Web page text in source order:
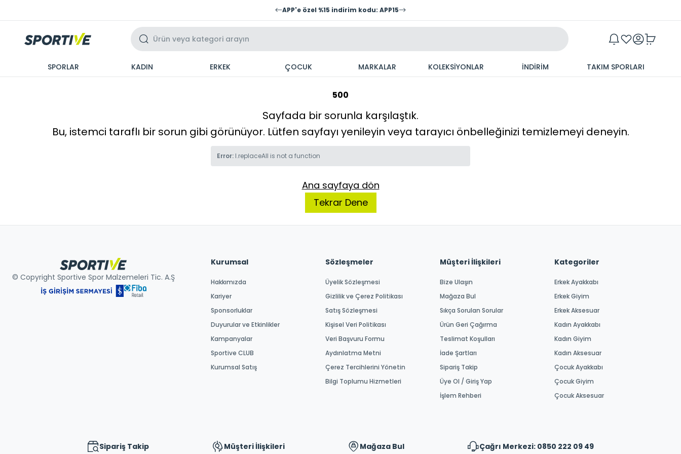
APP'e özel %15 indirim kodu: APP15
SPORLAR KADIN ERKEK ÇOCUK MARKALAR KOLEKSİYONLAR İNDİRİM TAKIM SPORLARI
500
Sayfada bir sorunla karşılaştık.
Bu, istemci taraflı bir sorun gibi görünüyor. Lütfen sayfayı yenileyin veya tarayıcı önbelleğinizi temizlemeyi deneyin.
Error: l.replaceAll is not a function
Ana sayfaya dön
Tekrar Dene
© Copyright Sportive Spor Malzemeleri Tic. A.Ş
Kurumsal
Hakkımızda
Kariyer
Sponsorluklar
Duyurular ve Etkinlikler
Kampanyalar
Sportive CLUB
Kurumsal Satış
Sözleşmeler
Üyelik Sözleşmesi
Gizlilik ve Çerez Politikası
Satış Sözleşmesi
Kişisel Veri Politikası
Veri Başvuru Formu
Aydınlatma Metni
Çerez Tercihlerini Yönetin
Bilgi Toplumu Hizmetleri
Müşteri İlişkileri
Bize Ulaşın
Mağaza Bul
Sıkça Sorulan Sorular
Ürün Geri Çağırma
Teslimat Koşulları
İade Şartları
Sipariş Takip
Üye Ol / Giriş Yap
İşlem Rehberi
Kategoriler
Erkek Ayakkabı
Erkek Giyim
Erkek Aksesuar
Kadın Ayakkabı
Kadın Giyim
Kadın Aksesuar
Çocuk Ayakkabı
Çocuk Giyim
Çocuk Aksesuar
Sipariş Takip Müşteri İlişkileri Mağaza Bul Çağrı Merkezi: 0850 222 09 49